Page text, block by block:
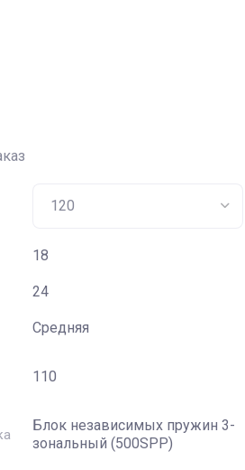
18
24
Средняя
110
Блок независимых пружин 3-
зональный (500SPP)